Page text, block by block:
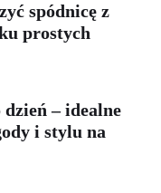
spódnicę z
prostych
dzień – idealne
i stylu na